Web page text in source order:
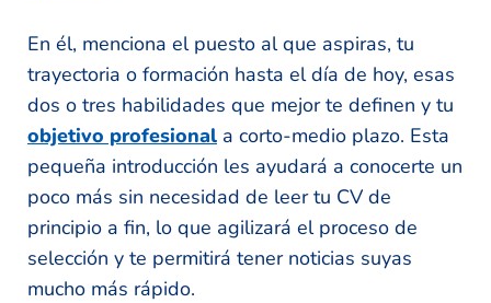
En él, menciona el puesto al que aspiras, tu
trayectoria o formación hasta el día de hoy, esas
dos o tres habilidades que mejor te definen y tu
objetivo profesional a corto-medio plazo. Esta
pequeña introducción les ayudará a conocerte un
poco más sin necesidad de leer tu CV de
principio a fin, lo que agilizará el proceso de
selección y te permitirá tener noticias suyas
mucho más rápido.